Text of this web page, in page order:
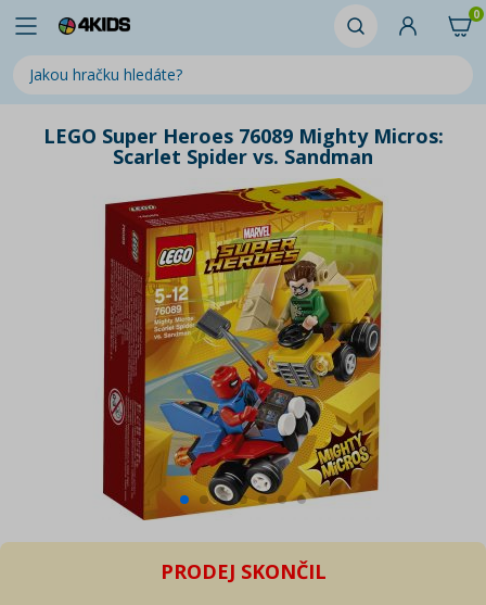
0
LEGO Super Heroes 76089 Mighty Micros:
Scarlet Spider vs. Sandman
PRODEJ SKONČIL